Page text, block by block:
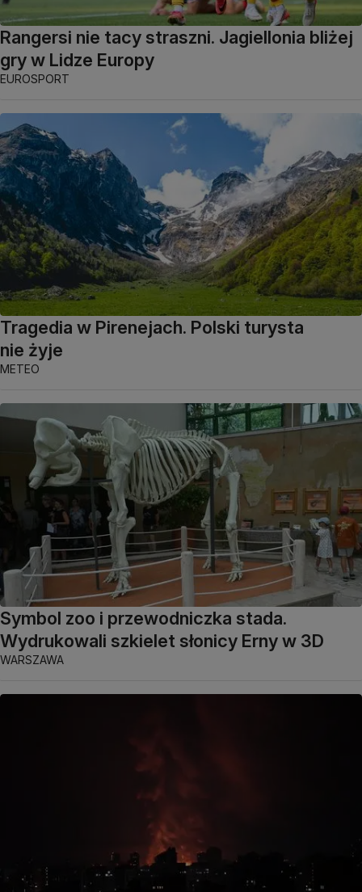
Rangersi nie tacy straszni. Jagiellonia bliżej
gry w Lidze Europy
EUROSPORT
Tragedia w Pirenejach. Polski turysta
nie żyje
METEO
Symbol zoo i przewodniczka stada.
Wydrukowali szkielet słonicy Erny w 3D
WARSZAWA